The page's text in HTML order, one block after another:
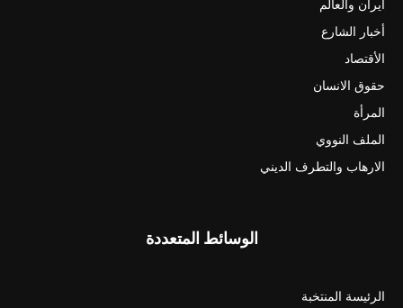
ايران والعالم
أخبار الشارع
الأقتصاد
حقوق الانسان
المرأة
الملف النووي
الارهاب والتطرف الديني
الوسائط المتعددة
الرئيسة المنتخبة